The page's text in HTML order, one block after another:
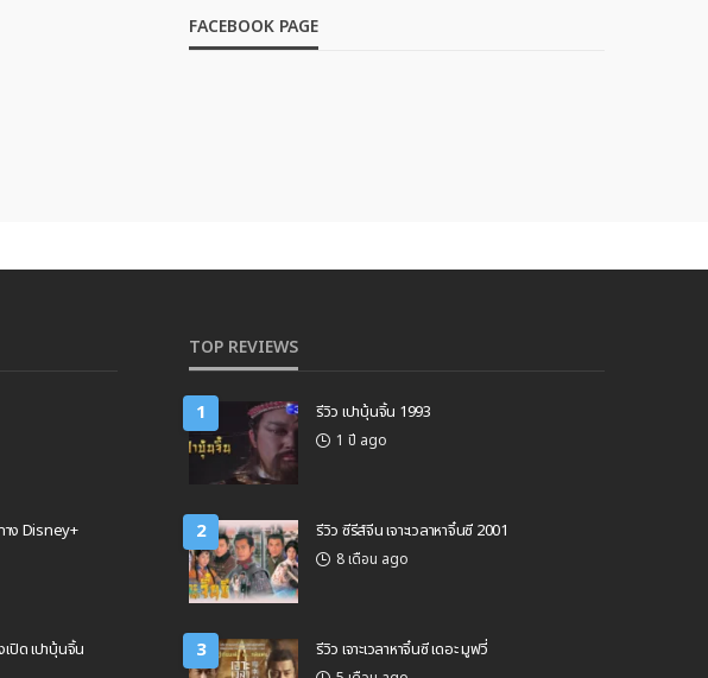
FACEBOOK PAGE
าง Disney+
ปิด เปาบุ้นจิ้น
TOP REVIEWS
1 รีวิว เปาบุ้นจิ้น 1993
1 ปี ago
2 รีวิว ซีรีส์จีน เจาะเวลาหาจิ๋นซี 2001
8 เดือน ago
3 รีวิว เจาะเวลาหาจิ๋นซี เดอะ มูฟวี่